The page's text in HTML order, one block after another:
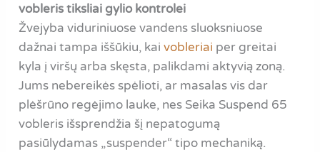
vobleris tiksliai gylio kontrolei
Žvejyba viduriniuose vandens sluoksniuose
dažnai tampa iššūkiu, kaivobleriai per greitai
kyla į viršų arba skęsta, palikdami aktyvią zoną.
Jums nebereikės spėlioti, ar masalas vis dar
plėšrūno regėjimo lauke, nes Seika Suspend 65
vobleris išsprendžia šį nepatogumą
pasiūlydamas „suspender“ tipo mechaniką.